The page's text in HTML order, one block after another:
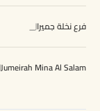
فرع نخلة جميرا
Jumeirah Mina Al Salam